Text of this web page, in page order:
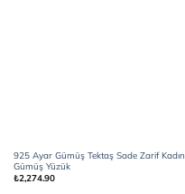
925 Ayar Gümüş Tektaş Sade Zarif Kadın
Gümüş Yüzük
₺2,274.90